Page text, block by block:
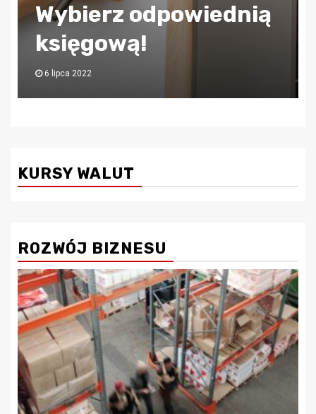
Wybierz odpowiednią
księgową!
6 lipca 2022
KURSY WALUT
ROZWÓJ BIZNESU